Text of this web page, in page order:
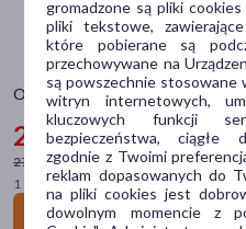
Omega 3-6-9, kapsułki, 60 szt.
25 49 zł
-6%
27,19 złnajniższa cena
1 szt. = 0,42 zł
Do
Lek bez recepty(8)
Zioła(1)
Akcesoria(1)
Wyrób medyczny(1)
Postać
kapsułki (225)
gromadzone są pliki cookies
pliki tekstowe,
które pobierane są
przechowywane na
są powszechnie stosowane
witryn internetowych,
kluczowych funkcji
bezpieczeństwa, ciągłe
zgodnie z Twoimi
reklam dopasowanych do
na pliki cookies jest
dowolnym momencie z